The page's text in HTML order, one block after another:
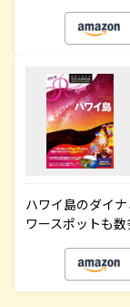
ハワイ島のダイ
ワースポットも